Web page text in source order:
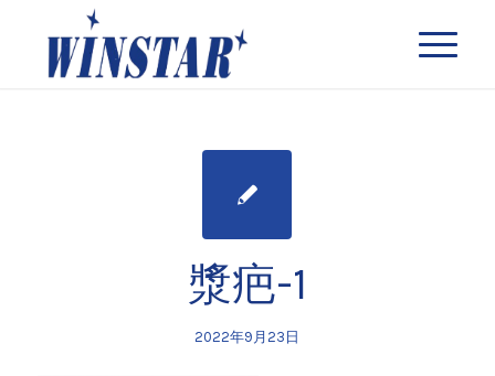
漿疤-1
2022年9月23日